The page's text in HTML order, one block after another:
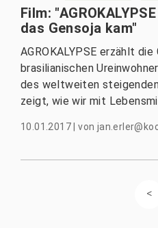
Film:
das Gensoja kam"
AGROKALYPSE erzählt
brasilianischen
des weltweiten
zeigt, wie wir mit
10.01.2017 |von